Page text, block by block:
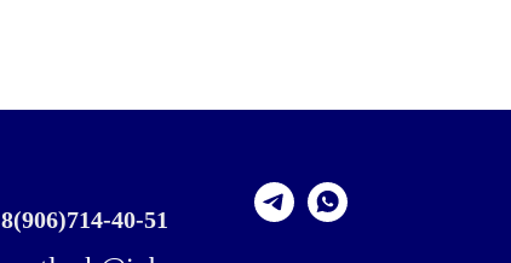
8(906)714-40-51